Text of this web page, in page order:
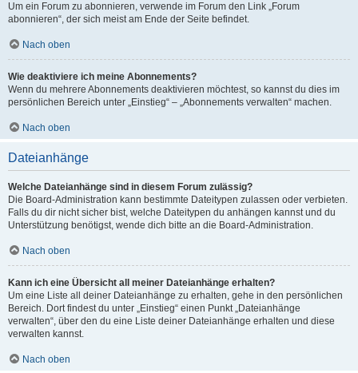
Um ein Forum zu abonnieren, verwende im Forum den Link „Forum
abonnieren“, der sich meist am Ende der Seite befindet.
Nach oben
Wie deaktiviere ich meine Abonnements?
Wenn du mehrere Abonnements deaktivieren möchtest, so kannst du dies im
persönlichen Bereich unter „Einstieg“ – „Abonnements verwalten“ machen.
Nach oben
Dateianhänge
Welche Dateianhänge sind in diesem Forum zulässig?
Die Board-Administration kann bestimmte Dateitypen zulassen oder verbieten.
Falls du dir nicht sicher bist, welche Dateitypen du anhängen kannst und du
Unterstützung benötigst, wende dich bitte an die Board-Administration.
Nach oben
Kann ich eine Übersicht all meiner Dateianhänge erhalten?
Um eine Liste all deiner Dateianhänge zu erhalten, gehe in den persönlichen
Bereich. Dort findest du unter „Einstieg“ einen Punkt „Dateianhänge
verwalten“, über den du eine Liste deiner Dateianhänge erhalten und diese
verwalten kannst.
Nach oben